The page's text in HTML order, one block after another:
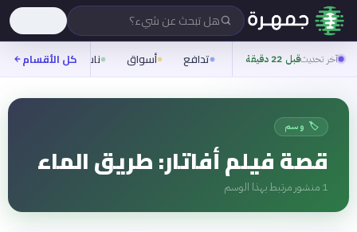
هل تبحث عن شيء؟
آخر تحديثقبل 22 دقيقة تدافع أسواق ناس روح
كل الأقسام
🏷️ وسم
قصة فيلم أفاتار: طريق الماء
1 منشور مرتبط بهذا الوسم